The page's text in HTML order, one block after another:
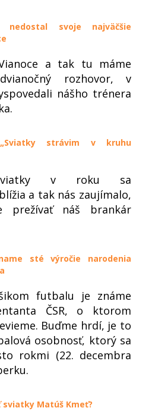
nedostal svoje najväčšie
a tak tu máme
rozhovor, v
nášho trénera
strávim v kruhu
sviatky v roku sa
a tak nás zaujímalo,
prežívať náš brankár
sté výročie narodenia
futbalu je známe
ČSR, o ktorom
Buďme hrdí, je to
osobnosť, ktorý sa
rokmi (22. decembra
Matúš Kmeť?